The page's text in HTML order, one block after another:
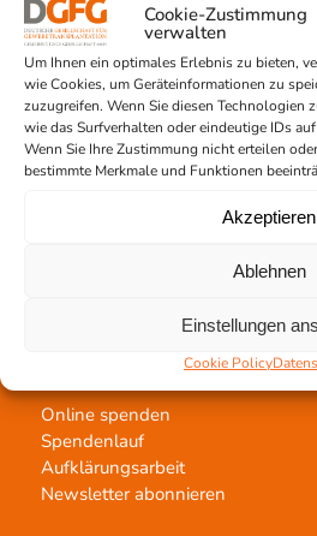
Cookie-Zustimmung
verwalten
Um Ihnen ein optimales Erlebnis zu bieten,
wie Cookies, um Geräteinformationen zu
zuzugreifen. Wenn Sie diesen Technologien
wie das Surfverhalten oder eindeutige IDs
Wenn Sie Ihre Zustimmung nicht erteilen
bestimmte Merkmale und Funktionen
Akzeptieren
Ablehnen
Einstellungen
Cookie Policy
Vermittlungsstelle
Gewebetransplantation
Jetzt untertstützen!
Online spenden
Spendenlauf
Aufklärungsarbeit
Newsletter abonnieren